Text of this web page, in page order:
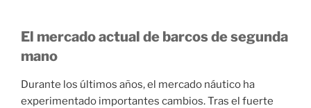
El mercado actual de barcos de segunda
mano
Durante los últimos años, el mercado náutico ha
experimentado importantes cambios. Tras el fuerte